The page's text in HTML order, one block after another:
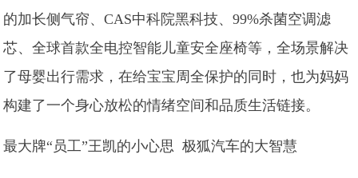
的加长侧气帘、CAS中科院黑科技、99%杀菌空调滤
芯、全球首款全电控智能儿童安全座椅等，全场景解决
了母婴出行需求，在给宝宝周全保护的同时，也为妈妈
构建了一个身心放松的情绪空间和品质生活链接。
最大牌“员工”王凯的小心思 极狐汽车的大智慧